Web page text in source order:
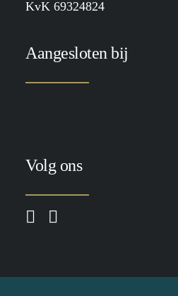
KvK 69324824
Aangesloten bij
Volg ons